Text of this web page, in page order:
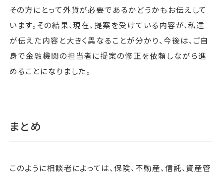
その方にとって外貨が必要であるかどうかもお伝えして
います。その結果、現在、提案を受けている内容が、私達
が伝えた内容と大きく異なることが分かり、今後は、ご自
身で金融機関の担当者に提案の修正を依頼しながら進
めることになりました。
まとめ
このように相談者によっては、保険、不動産、信託、資産管